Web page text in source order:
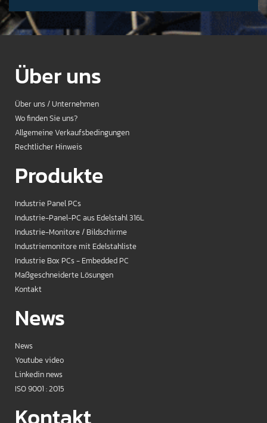
Über uns
Über uns / Unternehmen
Wo finden Sie uns?
Allgemeine Verkaufsbedingungen
Rechtlicher Hinweis
Produkte
Industrie Panel PCs
Industrie-Panel-PC aus Edelstahl 316L
Industrie-Monitore / Bildschirme
Industriemonitore mit Edelstahliste
Industrie Box PCs - Embedded PC
Maßgeschneiderte Lösungen
Kontakt
News
News
Youtube video
Linkedin news
ISO 9001 : 2015